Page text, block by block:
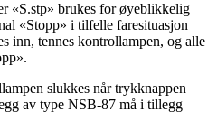
«S.stp» brukes for øyeblikkelig
«Stopp» i tilfelle faresituasjon
inn, tennes kontrollampen, og alle
slukkes når trykknappen
av type NSB-87 må i tillegg